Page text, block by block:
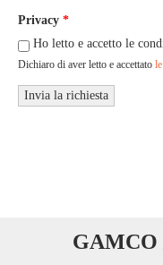
Privacy *
Ho letto e accetto le
Dichiaro di aver letto e accettato
GAMCO